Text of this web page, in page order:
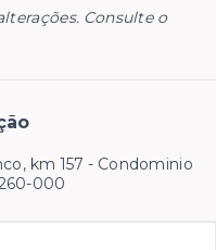
Consulte o
km 157 - Condominio
000